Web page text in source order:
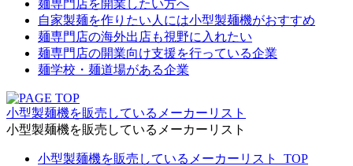
麺専門店を開業したい方へ
自家製麺を作りたい人には小型製麺機がおすすめ
麺専門店の海外出店も視野に入れたい
麺専門店の開業向け支援を行っている企業
麺学校・麺道場がある企業
小型製麺機を販売しているメーカーリスト
小型製麺機を販売しているメーカーリスト
小型製麺機を販売しているメーカーリスト_TOP